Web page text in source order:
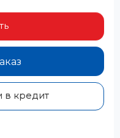
в кредит